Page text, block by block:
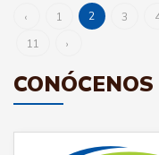
‹ 1 2 3
11
›
CONÓCENOS